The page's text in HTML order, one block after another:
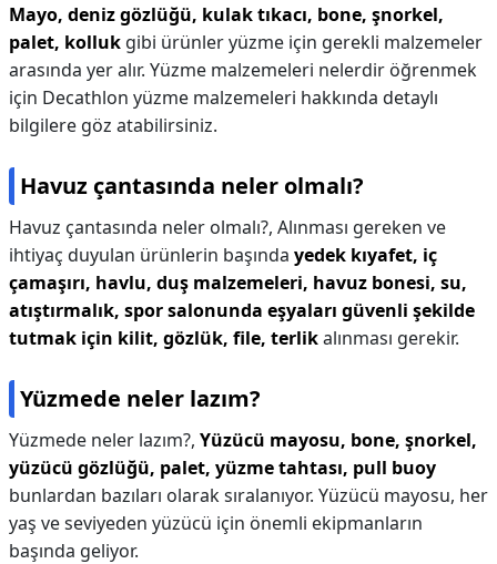
Mayo, deniz gözlüğü, kulak tıkacı, bone, şnorkel,
palet, kolluk gibi ürünler yüzme için gerekli malzemeler
arasında yer alır. Yüzme malzemeleri nelerdir öğrenmek
için Decathlon yüzme malzemeleri hakkında detaylı
bilgilere göz atabilirsiniz.
Havuz çantasında neler olmalı?
Havuz çantasında neler olmalı?, Alınması gereken ve
ihtiyaç duyulan ürünlerin başında yedek kıyafet, iç
çamaşırı, havlu, duş malzemeleri, havuz bonesi, su,
atıştırmalık, spor salonunda eşyaları güvenli şekilde
tutmak için kilit, gözlük, file, terlikalınması gerekir.
Yüzmede neler lazım?
Yüzmede neler lazım?, Yüzücü mayosu, bone, şnorkel,
yüzücü gözlüğü, palet, yüzme tahtası, pull buoy
bunlardan bazıları olarak sıralanıyor. Yüzücü mayosu, her
yaş ve seviyeden yüzücü için önemli ekipmanların
başında geliyor.